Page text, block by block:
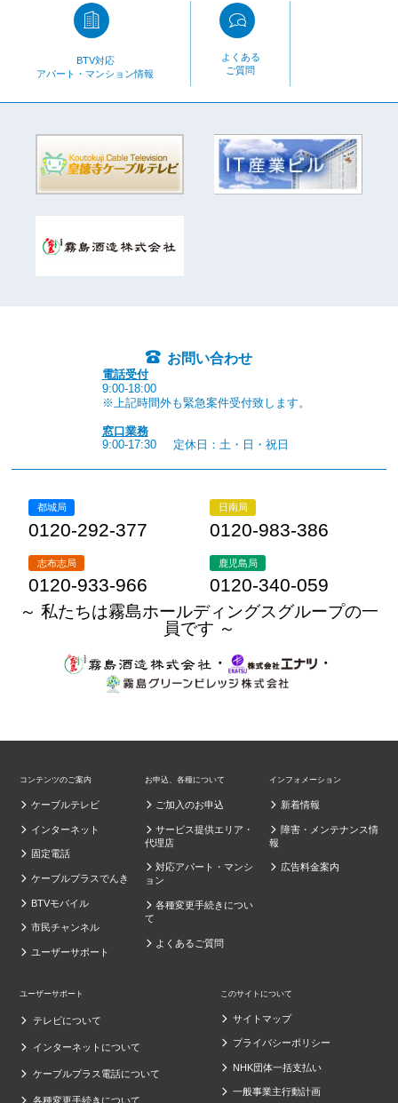
BTV対応
アパート・マンション情報
よくある
ご質問
お問い合わせ
電話受付
9:00-18:00
※上記時間外も緊急案件受付致します。
窓口業務
9:00-17:30
定休日：土・日・祝日
都城局
0120-292-377
日南局
0120-983-386
志布志局
0120-933-966
鹿児島局
0120-340-059
～ 私たちは霧島ホールディングスグループの一
員です ～
・
・
コンテンツのご案内
ケーブルテレビ
インターネット
固定電話
ケーブルプラスでんき
BTVモバイル
市民チャンネル
ユーザーサポート
お申込、各種について
ご加入のお申込
サービス提供エリア・
代理店
対応アパート・マンシ
ョン
各種変更手続きについ
て
よくあるご質問
インフォメーション
新着情報
障害・メンテナンス情
報
広告料金案内
ユーザーサポート
テレビについて
インターネットについて
ケーブルプラス電話について
各種変更手続きについて
このサイトについて
サイトマップ
プライバシーポリシー
NHK団体一括支払い
一般事業主行動計画